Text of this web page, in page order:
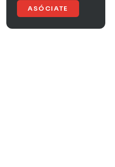
ASÓCIATE